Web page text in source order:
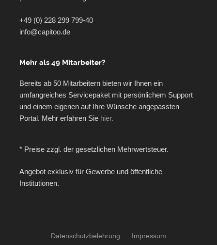
+49 (0) 228 299 799-40
info@capitoo.de
Mehr als 49 Mitarbeiter?
Bereits ab 50 Mitarbeitern bieten wir Ihnen ein
umfangreiches Servicepaket mit persönlichem Support
und einem eigenen auf Ihre Wünsche angepassten
Portal. Mehr erfahren Sie hier.
* Preise zzgl. der gesetzlichen Mehrwertsteuer.
Angebot exklusiv für Gewerbe und öffentliche
Institutionen.
Datenschutzbelehrung Impressum